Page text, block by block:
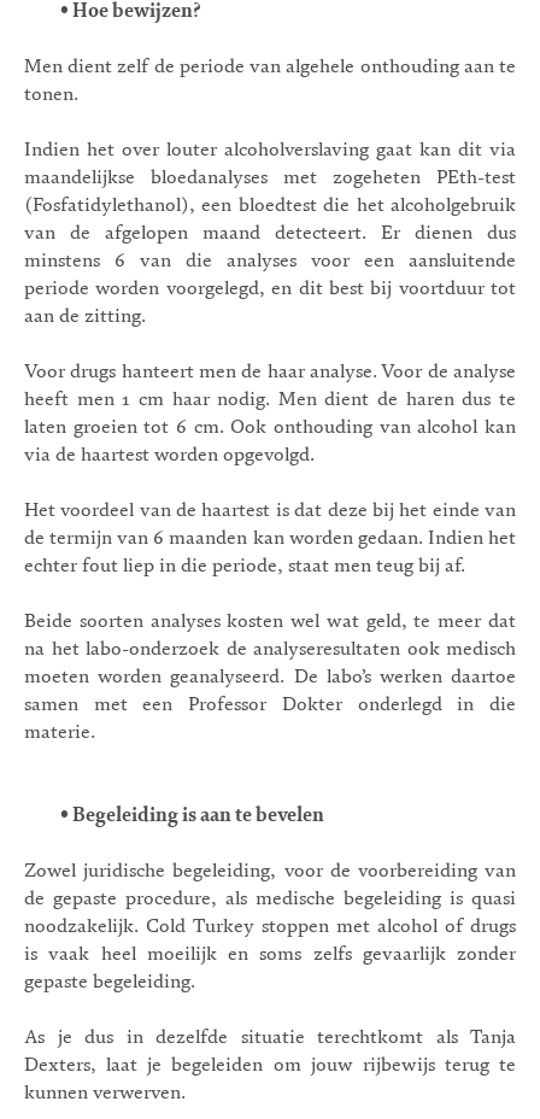
• Hoe bewijzen?
Men dient zelf de periode van algehele onthouding aan te
tonen.
Indien het over louter alcoholverslaving gaat kan dit via
maandelijkse bloedanalyses met zogeheten PEth-test
(Fosfatidylethanol), een bloedtest die het alcoholgebruik
van de afgelopen maand detecteert. Er dienen dus
minstens 6 van die analyses voor een aansluitende
periode worden voorgelegd, en dit best bij voortduur tot
aan de zitting.
Voor drugs hanteert men de haar analyse. Voor de analyse
heeft men 1 cm haar nodig. Men dient de haren dus te
laten groeien tot 6 cm. Ook onthouding van alcohol kan
via de haartest worden opgevolgd.
Het voordeel van de haartest is dat deze bij het einde van
de termijn van 6 maanden kan worden gedaan. Indien het
echter fout liep in die periode, staat men teug bij af.
Beide soorten analyses kosten wel wat geld, te meer dat
na het labo-onderzoek de analyseresultaten ook medisch
moeten worden geanalyseerd. De labo’s werken daartoe
samen met een Professor Dokter onderlegd in die
materie.
• Begeleiding is aan te bevelen
Zowel juridische begeleiding, voor de voorbereiding van
de gepaste procedure, als medische begeleiding is quasi
noodzakelijk. Cold Turkey stoppen met alcohol of drugs
is vaak heel moeilijk en soms zelfs gevaarlijk zonder
gepaste begeleiding.
As je dus in dezelfde situatie terechtkomt als Tanja
Dexters, laat je begeleiden om jouw rijbewijs terug te
kunnen verwerven.